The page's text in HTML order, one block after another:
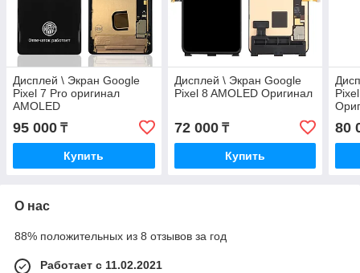
Дисплей \ Экран Google
Pixel 7 Pro оригинал
AMOLED
95 000 ₸
Купить
Дисплей \ Экран Google
Pixel 8 AMOLED Оригинал
72 000₸
Купить
80
О нас
88% положительных из 8 отзывов за год
Работает с 11.02.2021